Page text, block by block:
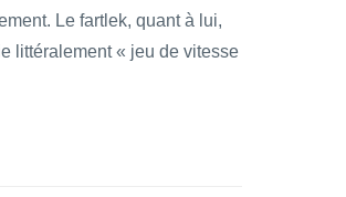
Le fartlek, quant à lui,
littéralement « jeu de vitesse